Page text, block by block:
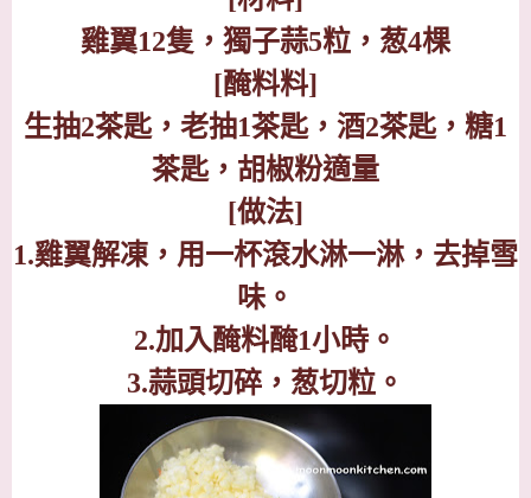
雞翼12隻，獨子蒜5粒，葱4棵
[醃料料]
生抽2茶匙，老抽1茶匙，酒2茶匙，糖1
茶匙，胡椒粉適量
[做法]
1.雞翼解凍，用一杯滾水淋一淋，去掉雪
味。
2.加入醃料醃1小時。
3.蒜頭切碎，葱切粒。